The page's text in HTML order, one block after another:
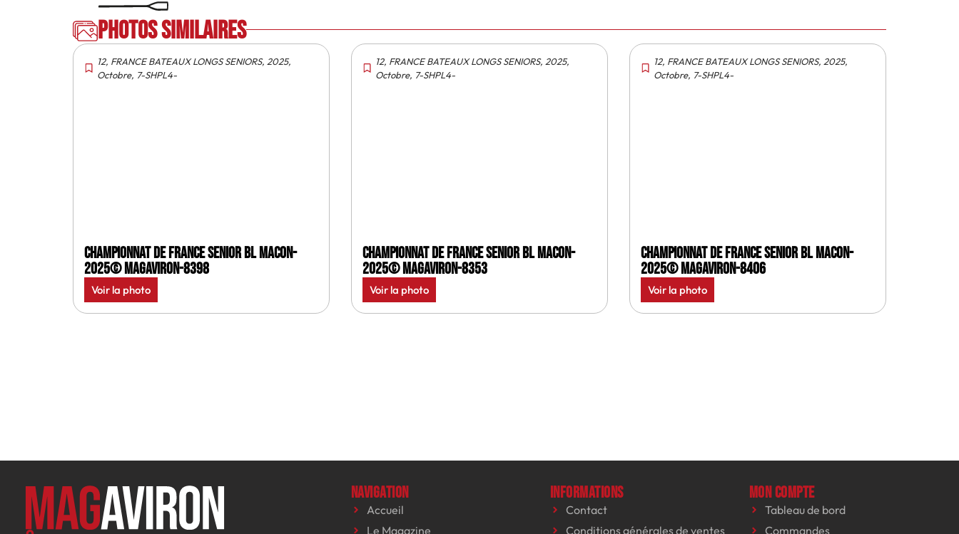
Photos similaires
12, FRANCE BATEAUX LONGS SENIORS, 2025,
Octobre, 7-SHPL4-
Championnat de France senior BL Macon-
2025© MagAviron-8398
Voir la photo
12, FRANCE BATEAUX LONGS SENIORS, 2025,
Octobre, 7-SHPL4-
Championnat de France senior BL Macon-
2025© MagAviron-8353
Voir la photo
12, FRANCE BATEAUX LONGS SENIORS, 2025,
Octobre, 7-SHPL4-
Championnat de France senior BL Macon-
2025© MagAviron-8406
Voir la photo
Navigation
Accueil
Le Magazine
Informations
Contact
Conditions générales de ventes
Mon compte
Tableau de bord
Commandes